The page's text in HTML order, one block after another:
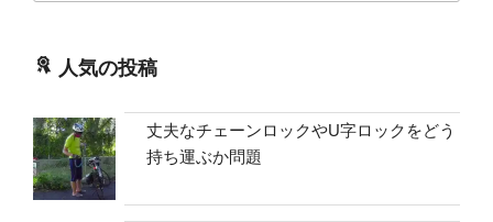
人気の投稿
丈夫なチェーンロックやU字ロックをどう
持ち運ぶか問題